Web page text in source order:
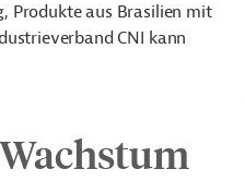
Produkte aus Brasilien mit
CNI kann